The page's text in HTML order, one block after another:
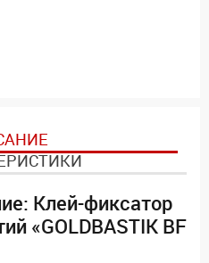
Клей-фиксатор
«GOLDBASTIK BF